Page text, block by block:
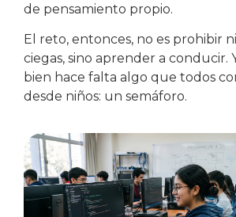
de pensamiento propio.
El reto, entonces, no es prohibir
ciegas, sino aprender a conducir.
bien hace falta algo que todos
desde niños: un semáforo.